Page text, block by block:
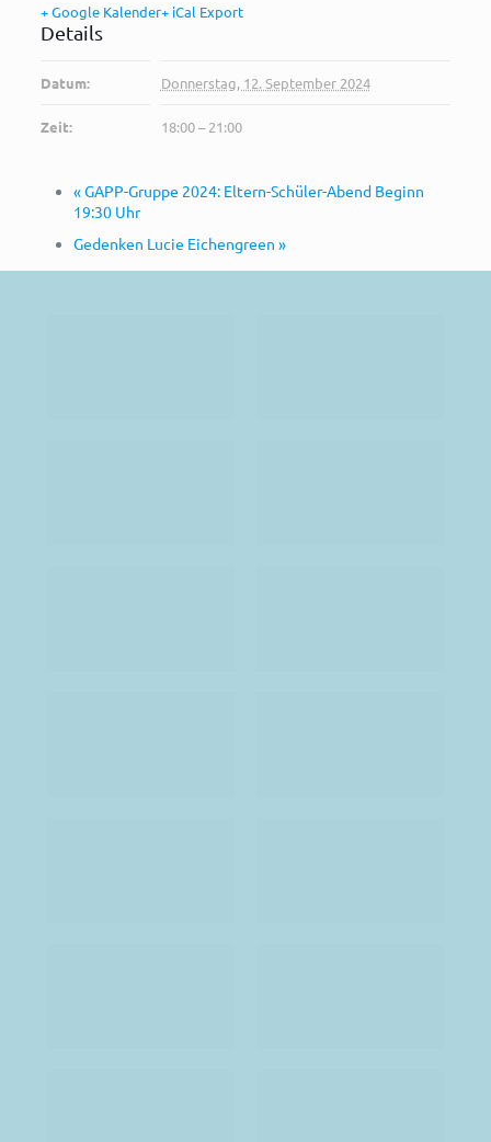
+ Google Kalender+ iCal Export
Details
Datum: Donnerstag, 12. September 2024
Zeit: 18:00 – 21:00
«GAPP-Gruppe 2024: Eltern-Schüler-Abend Beginn
19:30 Uhr
Gedenken Lucie Eichengreen »